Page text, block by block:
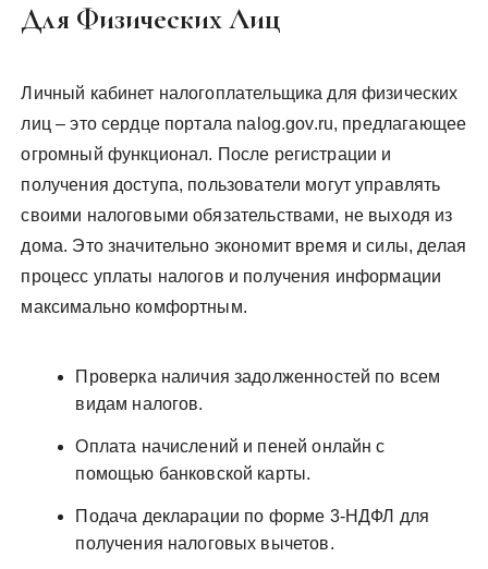
Для Физических Лиц
Личный кабинет налогоплательщика для физических
лиц – это сердце портала nalog.gov.ru, предлагающее
огромный функционал. После регистрации и
получения доступа, пользователи могут управлять
своими налоговыми обязательствами, не выходя из
дома. Это значительно экономит время и силы, делая
процесс уплаты налогов и получения информации
максимально комфортным.
Проверка наличия задолженностей по всем
видам налогов.
Оплата начислений и пеней онлайн с
помощью банковской карты.
Подача декларации по форме 3-НДФЛ для
получения налоговых вычетов.